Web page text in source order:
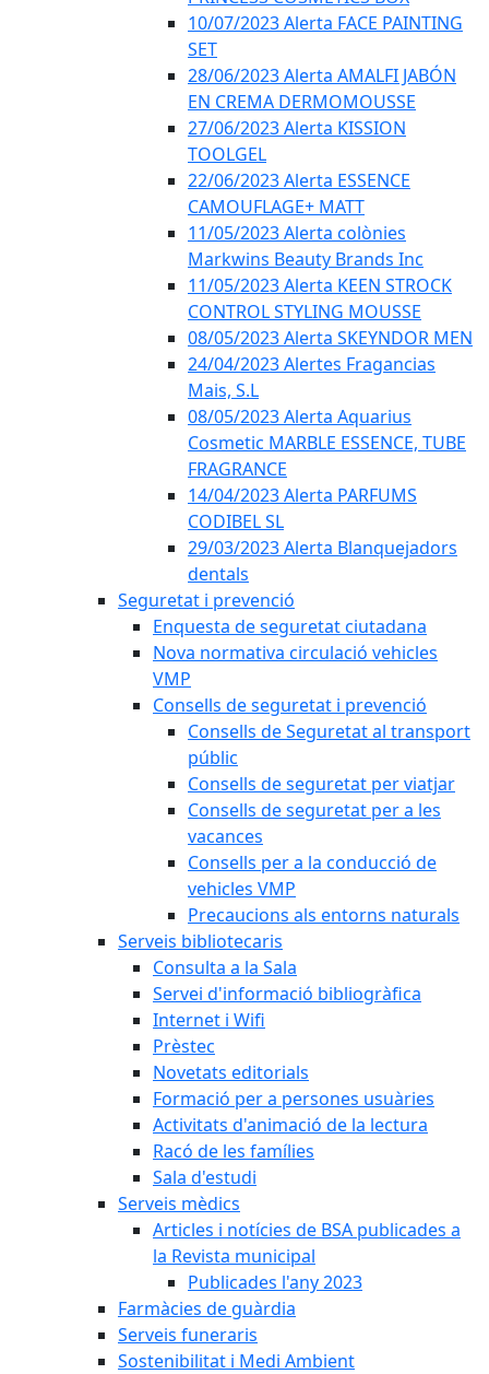
10/07/2023 Alerta FACE PAINTING
SET
28/06/2023 Alerta AMALFI JABÓN
EN CREMA DERMOMOUSSE
27/06/2023 Alerta KISSION
TOOLGEL
22/06/2023 Alerta ESSENCE
CAMOUFLAGE+ MATT
11/05/2023 Alerta colònies
Markwins Beauty Brands Inc
11/05/2023 Alerta KEEN STROCK
CONTROL STYLING MOUSSE
08/05/2023 Alerta SKEYNDOR MEN
24/04/2023 Alertes Fragancias
Mais, S.L
08/05/2023 Alerta Aquarius
Cosmetic MARBLE ESSENCE, TUBE
FRAGRANCE
14/04/2023 Alerta PARFUMS
CODIBEL SL
29/03/2023 Alerta Blanquejadors
dentals
Seguretat i prevenció
Enquesta de seguretat ciutadana
Nova normativa circulació vehicles
VMP
Consells de seguretat i prevenció
Consells de Seguretat al transport
públic
Consells de seguretat per viatjar
Consells de seguretat per a les
vacances
Consells per a la conducció de
vehicles VMP
Precaucions als entorns naturals
Serveis bibliotecaris
Consulta a la Sala
Servei d'informació bibliogràfica
Internet i Wifi
Prèstec
Novetats editorials
Formació per a persones usuàries
Activitats d'animació de la lectura
Racó de les famílies
Sala d'estudi
Serveis mèdics
Articles i notícies de BSA publicades a
la Revista municipal
Publicades l'any 2023
Farmàcies de guàrdia
Serveis funeraris
Sostenibilitat i Medi Ambient